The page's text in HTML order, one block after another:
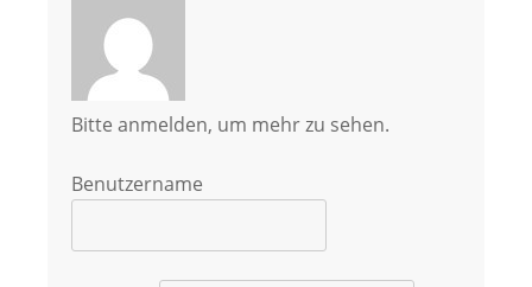
Bitte anmelden, um mehr zu sehen.
Benutzername